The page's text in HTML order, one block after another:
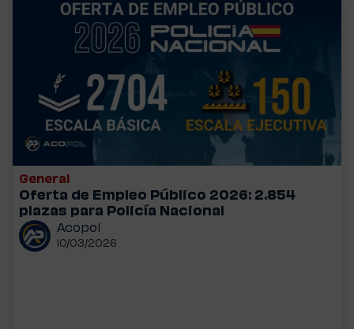
General
Oferta de Empleo Público 2026: 2.854
plazas para Policía Nacional
Acopol
10/03/2026